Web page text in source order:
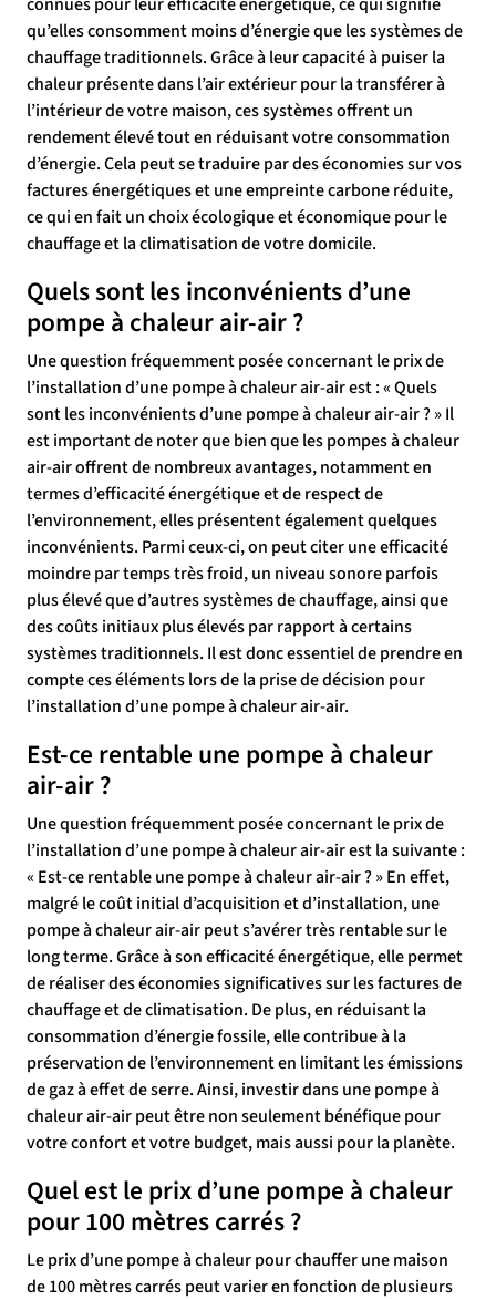
qu’elles consomment moins d’énergie que les systèmes de
chauffage traditionnels. Grâce à leur capacité à puiser la
chaleur présente dans l’air extérieur pour la transférer à
l’intérieur de votre maison, ces systèmes offrent un
rendement élevé tout en réduisant votre consommation
d’énergie. Cela peut se traduire par des économies sur vos
factures énergétiques et une empreinte carbone réduite,
ce qui en fait un choix écologique et économique pour le
chauffage et la climatisation de votre domicile.
Quels sont les inconvénients d’une
pompe à chaleur air-air ?
Une question fréquemment posée concernant le prix de
l’installation d’une pompe à chaleur air-air est : « Quels
sont les inconvénients d’une pompe à chaleur air-air ? » Il
est important de noter que bien que les pompes à chaleur
air-air offrent de nombreux avantages, notamment en
termes d’efficacité énergétique et de respect de
l’environnement, elles présentent également quelques
inconvénients. Parmi ceux-ci, on peut citer une efficacité
moindre par temps très froid, un niveau sonore parfois
plus élevé que d’autres systèmes de chauffage, ainsi que
des coûts initiaux plus élevés par rapport à certains
systèmes traditionnels. Il est donc essentiel de prendre en
compte ces éléments lors de la prise de décision pour
l’installation d’une pompe à chaleur air-air.
Est-ce rentable une pompe à chaleur
air-air ?
Une question fréquemment posée concernant le prix de
l’installation d’une pompe à chaleur air-air est la suivante :
« Est-ce rentable une pompe à chaleur air-air ? » En effet,
malgré le coût initial d’acquisition et d’installation, une
pompe à chaleur air-air peut s’avérer très rentable sur le
long terme. Grâce à son efficacité énergétique, elle permet
de réaliser des économies significatives sur les factures de
chauffage et de climatisation. De plus, en réduisant la
consommation d’énergie fossile, elle contribue à la
préservation de l’environnement en limitant les émissions
de gaz à effet de serre. Ainsi, investir dans une pompe à
chaleur air-air peut être non seulement bénéfique pour
votre confort et votre budget, mais aussi pour la planète.
Quel est le prix d’une pompe à chaleur
pour 100 mètres carrés ?
Le prix d’une pompe à chaleur pour chauffer une maison
de 100 mètres carrés peut varier en fonction de plusieurs